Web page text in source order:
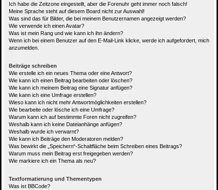
Ich habe die Zeitzone eingestellt, aber die Forenuhr geht immer noch falsch!
Meine Sprache steht auf diesem Board nicht zur Auswahl!
Was sind das für Bilder, die bei meinem Benutzernamen angezeigt werden?
Wie verwende ich einen Avatar?
Was ist mein Rang und wie kann ich ihn ändern?
Wenn ich bei einem Benutzer auf den E-Mail-Link klicke, werde ich aufgefordert, mich
anzumelden.
Beiträge schreiben
Wie erstelle ich ein neues Thema oder eine Antwort?
Wie kann ich einen Beitrag bearbeiten oder löschen?
Wie kann ich meinem Beitrag eine Signatur anfügen?
Wie kann ich eine Umfrage erstellen?
Wieso kann ich nicht mehr Antwortmöglichkeiten erstellen?
Wie bearbeite oder lösche ich eine Umfrage?
Warum kann ich auf bestimmte Foren nicht zugreifen?
Weshalb kann ich keine Dateianhänge anfügen?
Weshalb wurde ich verwarnt?
Wie kann ich Beiträge den Moderatoren melden?
Was bewirkt die „Speichern“-Schaltfläche beim Schreiben eines Beitrags?
Warum muss mein Beitrag erst freigegeben werden?
Wie markiere ich ein Thema als neu?
Textformatierung und Thementypen
Was ist BBCode?